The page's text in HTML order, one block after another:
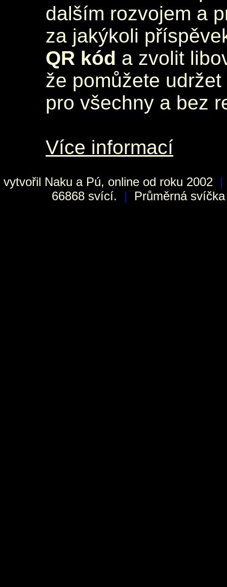
dalším rozvojem a
za jakýkoli
QR kód a zvolit
že pomůžete
pro všechny a bez
Více informací
vytvořil Naku a Pú, online od roku 2002 |
66868 svící.
| Průměrná